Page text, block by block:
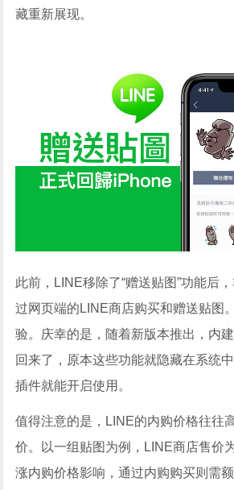
藏重新展现。
此前，LINE移除了“赠送贴图”功能后
过网页端的LINE商店购买和赠送贴图
验。庆幸的是，随着新版本推出，内
回来了，原本这些功能就隐藏在系统
插件就能开启使用。
值得注意的是，LINE的内购价格往往
价。以一组贴图为例，LINE商店售价
涨内购价格影响，通过内购购买则需